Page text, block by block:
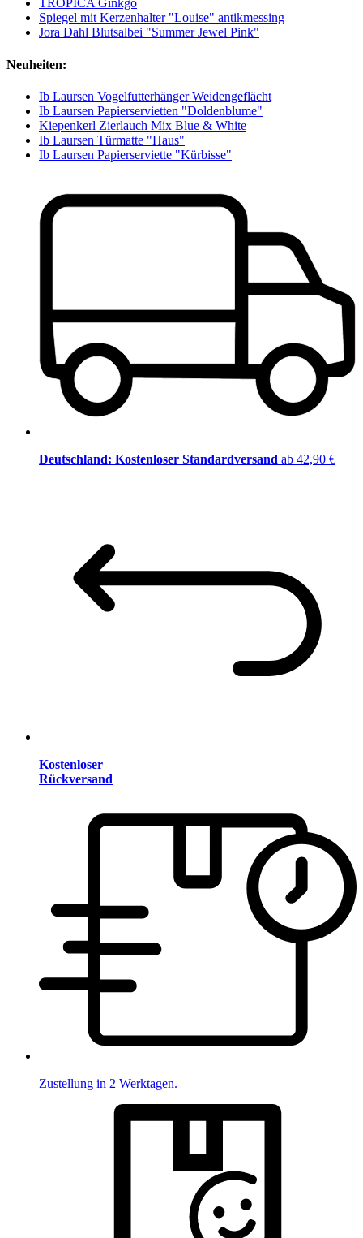
TROPICA Ginkgo
Spiegel mit Kerzenhalter "Louise" antikmessing
Jora Dahl Blutsalbei "Summer Jewel Pink"
Neuheiten:
Ib Laursen Vogelfutterhänger Weidengeflächt
Ib Laursen Papierservietten "Doldenblume"
Kiepenkerl Zierlauch Mix Blue & White
Ib Laursen Türmatte "Haus"
Ib Laursen Papierserviette "Kürbisse"
Deutschland: Kostenloser Standardversand ab 42,90 €
Kostenloser
Rückversand
Zustellung in 2 Werktagen.